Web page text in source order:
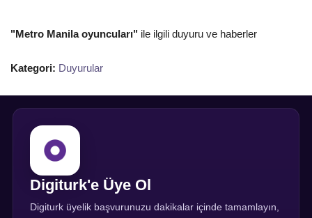
"Metro Manila oyuncuları" ile ilgili duyuru ve haberler
Kategori: Duyurular
Digiturk'e Üye Ol
Digiturk üyelik başvurunuzu dakikalar içinde tamamlayın,